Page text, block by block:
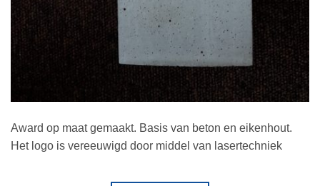
Award op maat gemaakt. Basis van beton en eikenhout.
Het logo is vereeuwigd door middel van lasertechniek